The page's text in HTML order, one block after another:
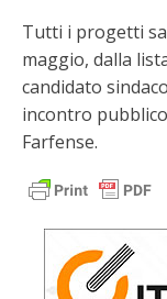
Tutti i progetti
maggio, dalla
candidato
incontro
Farfense.